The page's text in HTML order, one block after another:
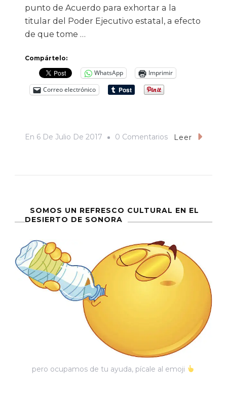
punto de Acuerdo para exhortar a la
titular del Poder Ejecutivo estatal, a efecto
de que tome …
Compártelo:
WhatsApp
Imprimir
Correo electrónico
En 6 De Julio De 2017 0 ComentariosEn
Ni
En
Así
Se
Discutió
La
Tarifa
Del
Leer
SOMOS UN REFRESCO CULTURAL EN EL
DESIERTO DE SONORA
pero ocupamos de tu ayuda, pícale al emoji